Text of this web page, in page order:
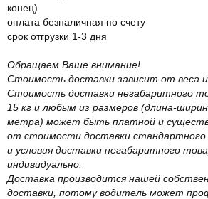
конец)
оплата безналичная по счету
срок отгрузки 1-3 дня
Обращаем Ваше внимание!
Стоимость доставки зависит от веса
Стоимость доставки негабаритного
15 кг и любым из размеров (длина-
метра) может быть платной и
от стоимости доставки
и условия доставки негабаритного
индивидуально.
Доставка производится нашей
доставки, потому водитель может